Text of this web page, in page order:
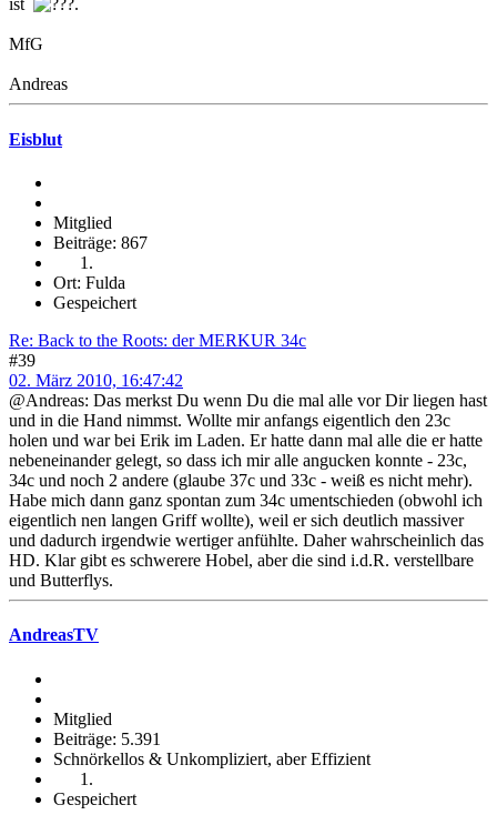
ist
.
MfG
Andreas
Eisblut
Mitglied
Beiträge: 867
Ort: Fulda
Gespeichert
Re: Back to the Roots: der MERKUR 34c
#39
02. März 2010, 16:47:42
@Andreas: Das merkst Du wenn Du die mal alle vor Dir liegen hast
und in die Hand nimmst. Wollte mir anfangs eigentlich den 23c
holen und war bei Erik im Laden. Er hatte dann mal alle die er hatte
nebeneinander gelegt, so dass ich mir alle angucken konnte - 23c,
34c und noch 2 andere (glaube 37c und 33c - weiß es nicht mehr).
Habe mich dann ganz spontan zum 34c umentschieden (obwohl ich
eigentlich nen langen Griff wollte), weil er sich deutlich massiver
und dadurch irgendwie wertiger anfühlte. Daher wahrscheinlich das
HD. Klar gibt es schwerere Hobel, aber die sind i.d.R. verstellbare
und Butterflys.
AndreasTV
Mitglied
Beiträge: 5.391
Schnörkellos & Unkompliziert, aber Effizient
Gespeichert